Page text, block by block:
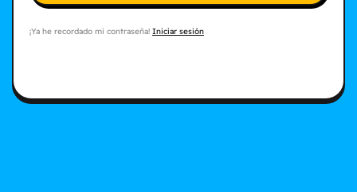
¡Ya he recordado mi contraseña! Iniciar sesión